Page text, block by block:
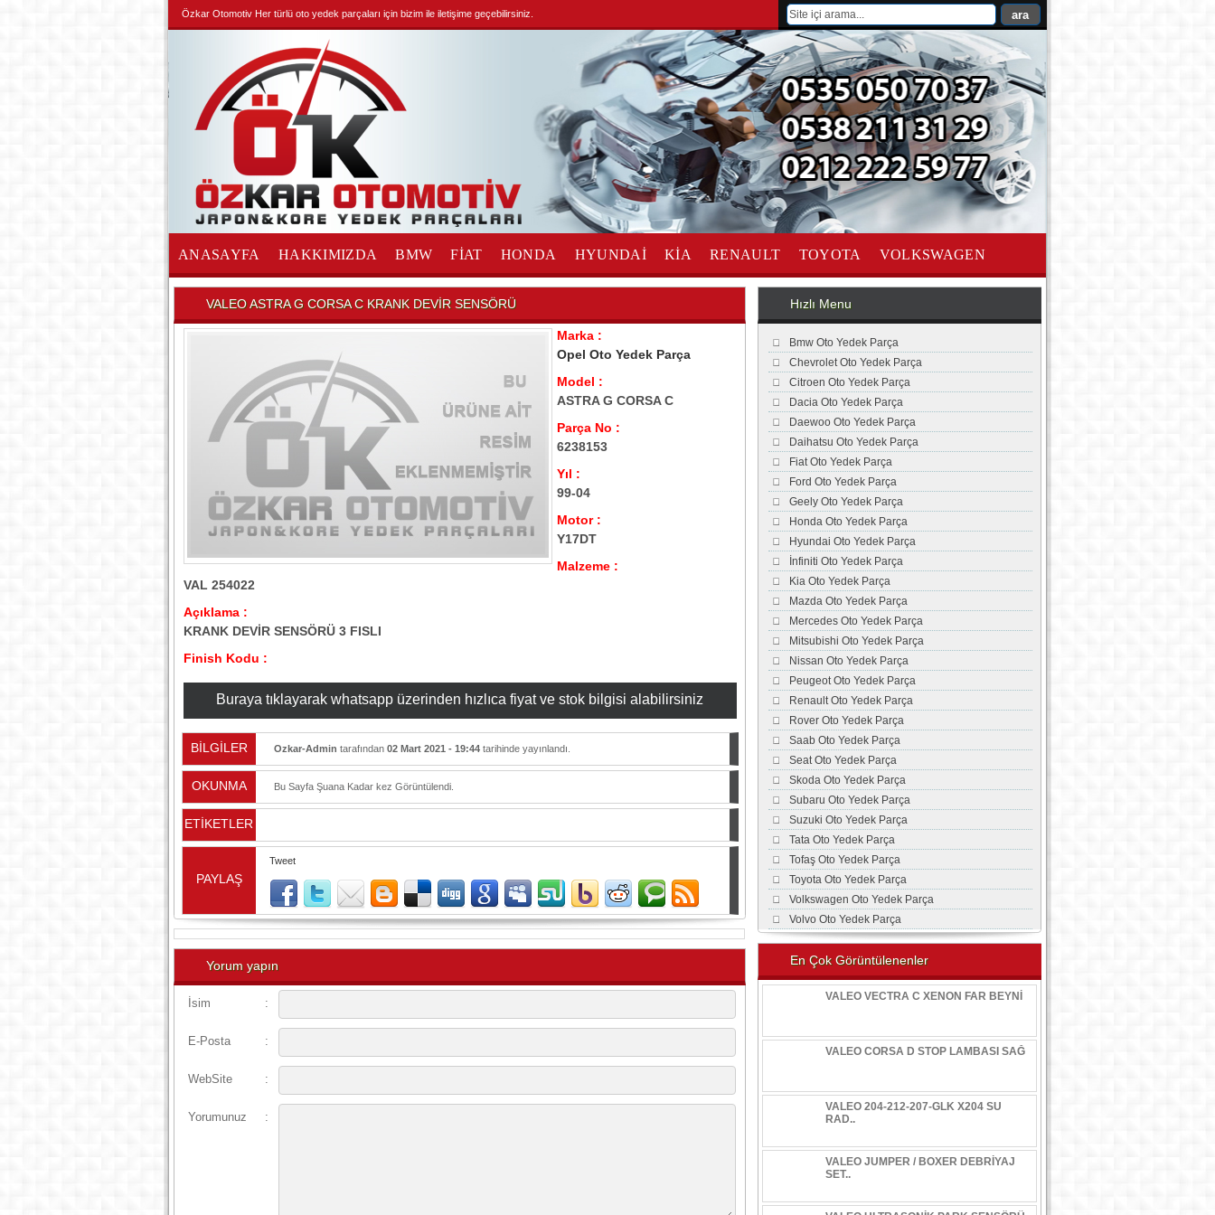
Özkar Otomotiv Her türlü oto yedek parçaları için bizim ile iletişime geçebilirsiniz.
ANASAYFA HAKKIMIZDA BMW FİAT HONDA HYUNDAİ KİA RENAULT TOYOTA VOLKSWAGEN
İLETİŞİM
VALEO ASTRA G CORSA C KRANK DEVİR SENSÖRÜ
Marka :
Opel Oto Yedek Parça
Model :
ASTRA G CORSA C
Parça No :
6238153
Yıl :
99-04
Motor :
Y17DT
Malzeme :
VAL 254022
Açıklama :
KRANK DEVİR SENSÖRÜ 3 FISLI
Finish Kodu :
Buraya tıklayarak whatsapp üzerinden hızlıca fiyat ve stok bilgisi alabilirsiniz
BİLGİLER Ozkar-Admin tarafından 02 Mart 2021 - 19:44tarihinde yayınlandı.
OKUNMA Bu Sayfa Şuana Kadar kez Görüntülendi.
ETİKETLER
PAYLAŞ
Tweet
Yorum yapın
İsim :
E-Posta :
WebSite :
Yorumunuz :
Hızlı Menu
Bmw Oto Yedek Parça
Chevrolet Oto Yedek Parça
Citroen Oto Yedek Parça
Dacia Oto Yedek Parça
Daewoo Oto Yedek Parça
Daihatsu Oto Yedek Parça
Fiat Oto Yedek Parça
Ford Oto Yedek Parça
Geely Oto Yedek Parça
Honda Oto Yedek Parça
Hyundai Oto Yedek Parça
İnfiniti Oto Yedek Parça
Kia Oto Yedek Parça
Mazda Oto Yedek Parça
Mercedes Oto Yedek Parça
Mitsubishi Oto Yedek Parça
Nissan Oto Yedek Parça
Peugeot Oto Yedek Parça
Renault Oto Yedek Parça
Rover Oto Yedek Parça
Saab Oto Yedek Parça
Seat Oto Yedek Parça
Skoda Oto Yedek Parça
Subaru Oto Yedek Parça
Suzuki Oto Yedek Parça
Tata Oto Yedek Parça
Tofaş Oto Yedek Parça
Toyota Oto Yedek Parça
Volkswagen Oto Yedek Parça
Volvo Oto Yedek Parça
En Çok Görüntülenenler
VALEO VECTRA C XENON FAR BEYNİ
VALEO CORSA D STOP LAMBASI SAĞ
VALEO 204-212-207-GLK X204 SU
RAD..
VALEO JUMPER / BOXER DEBRİYAJ
SET..